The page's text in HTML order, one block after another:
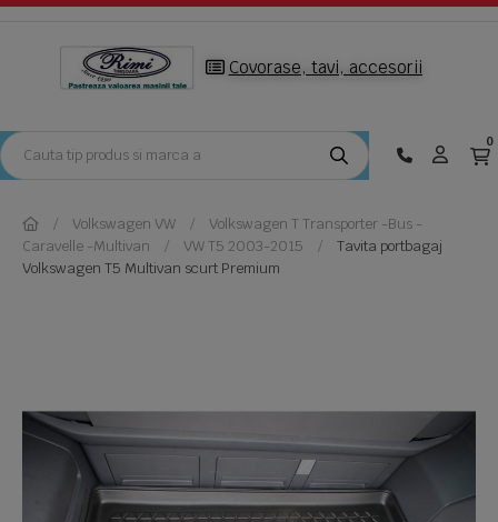
Covorase, tavi, accesorii
0
Volkswagen VW
Volkswagen T Transporter -Bus -
Caravelle -Multivan
VW T5 2003-2015
Tavita portbagaj
Volkswagen T5 Multivan scurt Premium